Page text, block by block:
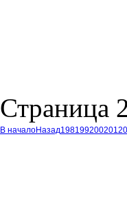
Страница
В началоНазад198199200201